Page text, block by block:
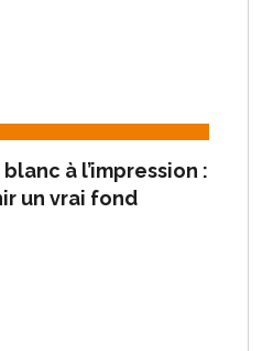
à l’impression :
un vrai fond